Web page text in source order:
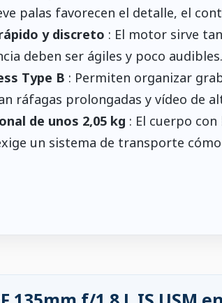
palas favorecen el detalle, el
y discreto : El motor sirve
deben ser ágiles y poco audibles.
Type B : Permiten organizar
ráfagas prolongadas y vídeo de
de unos 2,05 kg : El cuerpo
un sistema de transporte